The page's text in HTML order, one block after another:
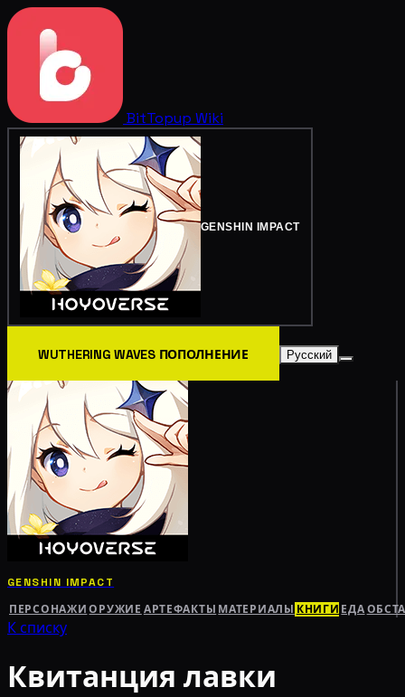
BitTopup Wiki
GENSHIN IMPACT
WUTHERING WAVES ПОПОЛНЕНИЕ Русский
GENSHIN IMPACT
ПЕРСОНАЖИ ОРУЖИЕ АРТЕФАКТЫ МАТЕРИАЛЫ КНИГИ ЕДА
К списку
Квитанция лавки